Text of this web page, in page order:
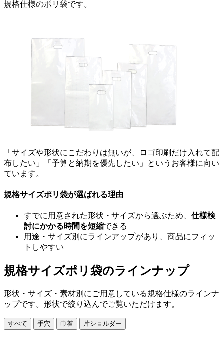
規格仕様のポリ袋です。
「サイズや形状にこだわりは無いが、ロゴ印刷だけ入れて配
布したい」「予算と納期を優先したい」というお客様に向い
ています。
規格サイズポリ袋が選ばれる理由
すでに用意された形状・サイズから選ぶため、 仕様検
討にかかる時間を短縮できる
用途・サイズ別にラインアップがあり、商品にフィッ
トしやすい
規格サイズポリ袋のラインナップ
形状・サイズ・素材別にご用意している規格仕様のラインナ
ップです。形状で絞り込んでご覧いただけます。
すべて 手穴 巾着 片ショルダー